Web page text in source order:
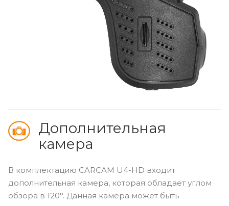
Дополнительная
камера
В комплектацию CARCAM U4-HD входит
дополнительная камера, которая обладает углом
обзора в 120°. Данная камера может быть